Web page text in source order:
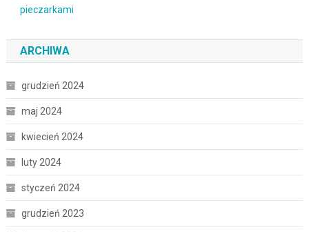
ARCHIWA
grudzień 2024
maj 2024
kwiecień 2024
luty 2024
styczeń 2024
grudzień 2023